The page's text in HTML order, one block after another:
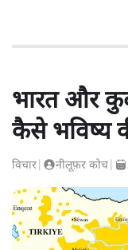
भारत और
कैसे भविष्य
विचार नीलूफ़र कोच